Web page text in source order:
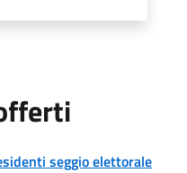
seggio elettorale